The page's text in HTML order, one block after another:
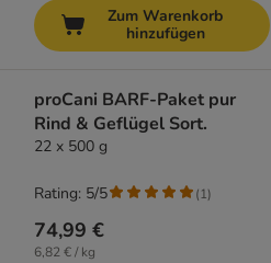
Zum Warenkorb
hinzufügen
proCani BARF-Paket pur
Rind & Geflügel Sort.
22 x 500 g
74,99 €
6,82 € / kg
Rating: 5/5 (1)